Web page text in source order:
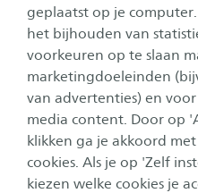
geplaatst op je
het bijhouden van
voorkeuren op te slaan
marketingdoeleinden
van advertenties) en
media content. Door op
klikken ga je akkoord
cookies. Als je op 'Zelf
kiezen welke cookies je
tonen
tonen
Onderzoek
Snellere en
detectie van
besmettingen
16 december 2024 Leestijd: